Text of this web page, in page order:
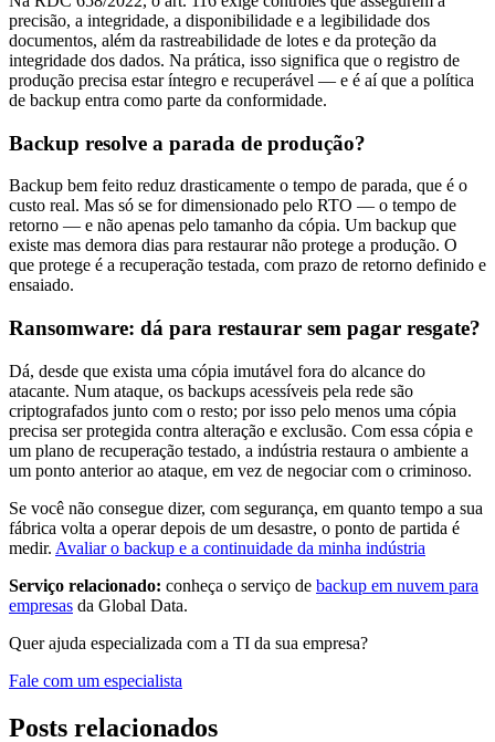
precisão, a integridade, a disponibilidade e a legibilidade dos
documentos, além da rastreabilidade de lotes e da proteção da
integridade dos dados. Na prática, isso significa que o registro de
produção precisa estar íntegro e recuperável — e é aí que a política
de backup entra como parte da conformidade.
Backup resolve a parada de produção?
Backup bem feito reduz drasticamente o tempo de parada, que é o
custo real. Mas só se for dimensionado pelo RTO — o tempo de
retorno — e não apenas pelo tamanho da cópia. Um backup que
existe mas demora dias para restaurar não protege a produção. O
que protege é a recuperação testada, com prazo de retorno definido e
ensaiado.
Ransomware: dá para restaurar sem pagar resgate?
Dá, desde que exista uma cópia imutável fora do alcance do
atacante. Num ataque, os backups acessíveis pela rede são
criptografados junto com o resto; por isso pelo menos uma cópia
precisa ser protegida contra alteração e exclusão. Com essa cópia e
um plano de recuperação testado, a indústria restaura o ambiente a
um ponto anterior ao ataque, em vez de negociar com o criminoso.
Se você não consegue dizer, com segurança, em quanto tempo a sua
fábrica volta a operar depois de um desastre, o ponto de partida é
medir. Avaliar o backup e a continuidade da minha indústria
Serviço relacionado: conheça o serviço de backup em nuvem para
empresas da Global Data.
Quer ajuda especializada com a TI da sua empresa?
Fale com um especialista
Posts relacionados